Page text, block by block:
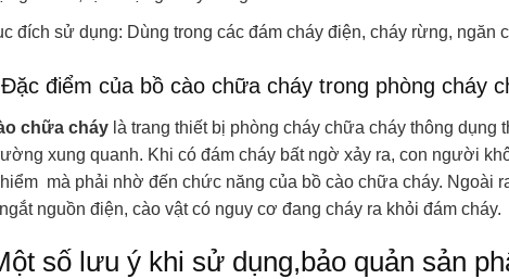
đích sử dụng: Dùng trong các đám cháy điện, cháy rừng, ngăn
điểm của bồ cào chữa cháy trong phòng cháy
chữa cháy là trang thiết bị phòng cháy chữa cháy thông
xung quanh. Khi có đám cháy bất ngờ xảy ra, con người
mà phải nhờ đến chức năng của bồ cào chữa cháy. Ngoài
nguồn điện, cào vật có nguy cơ đang cháy ra khỏi đám cháy.
số lưu ý khi sử dụng,bảo quản sản